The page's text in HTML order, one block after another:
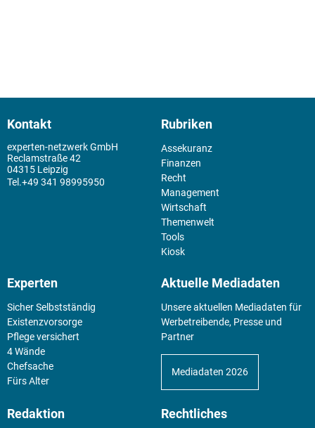
Kontakt
experten-netzwerk GmbH
Reclamstraße 42
04315 Leipzig
+49 341 98995950
Rubriken
Assekuranz
Finanzen
Recht
Management
Wirtschaft
Themenwelt
Tools
Kiosk
Experten
Sicher Selbstständig
Existenz­vorsorge
Pflege versichert
4 Wände
Chefsache
Fürs Alter
Aktuelle Mediadaten
Unsere aktuellen Mediadaten für
Werbetreibende, Presse und
Partner
Mediadaten 2026
Redaktion Rechtliches